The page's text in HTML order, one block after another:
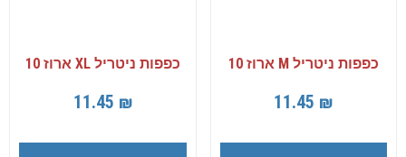
כפפות ניטריל M ארוז 10
11.45 ₪
כפפות ניטריל XL ארוז 10
11.45 ₪